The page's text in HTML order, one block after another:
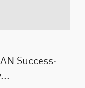
Success: